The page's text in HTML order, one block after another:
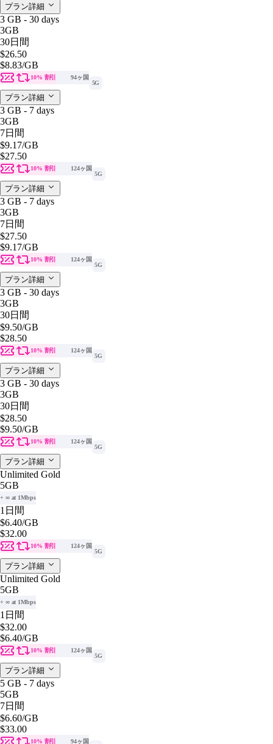
プラン詳細
3 GB - 30 days
3GB
30日間
$26.50
$8.83/GB
10% 割引
94ヶ国
5G
プラン詳細
3 GB - 7 days
3GB
7日間
$9.17/GB
$27.50
10% 割引
124ヶ国
5G
プラン詳細
3 GB - 7 days
3GB
7日間
$27.50
$9.17/GB
10% 割引
124ヶ国
5G
プラン詳細
3 GB - 30 days
3GB
30日間
$9.50/GB
$28.50
10% 割引
124ヶ国
5G
プラン詳細
3 GB - 30 days
3GB
30日間
$28.50
$9.50/GB
10% 割引
124ヶ国
5G
プラン詳細
Unlimited Gold
5GB
+ ∞ at 1Mbps
1日間
$6.40/GB
$32.00
10% 割引
124ヶ国
5G
プラン詳細
Unlimited Gold
5GB
+ ∞ at 1Mbps
1日間
$32.00
$6.40/GB
10% 割引
124ヶ国
5G
プラン詳細
5 GB - 7 days
5GB
7日間
$6.60/GB
$33.00
10% 割引
94ヶ国